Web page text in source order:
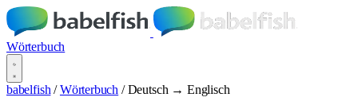
Wörterbuch
babelfish / Wörterbuch / Deutsch → Englisch